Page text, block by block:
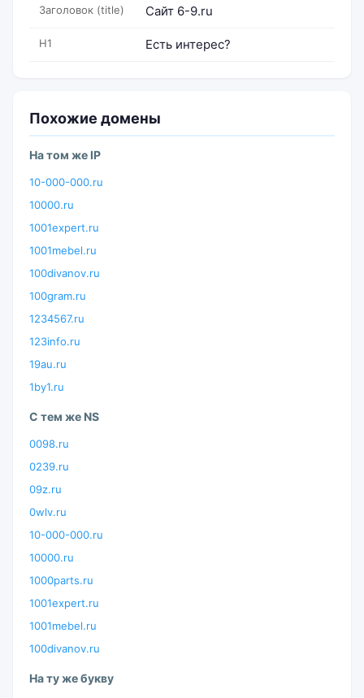
Заголовок (title) Сайт 6-9.ru
H1 Есть интерес?
Похожие домены
На том же IP
10-000-000.ru
10000.ru
1001expert.ru
1001mebel.ru
100divanov.ru
100gram.ru
1234567.ru
123info.ru
19au.ru
1by1.ru
С тем же NS
0098.ru
0239.ru
09z.ru
0wlv.ru
10-000-000.ru
10000.ru
1000parts.ru
1001expert.ru
1001mebel.ru
100divanov.ru
На ту же букву